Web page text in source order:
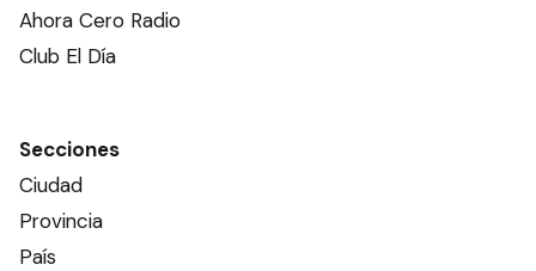
Ahora Cero Radio
Club El Día
Secciones
Ciudad
Provincia
País